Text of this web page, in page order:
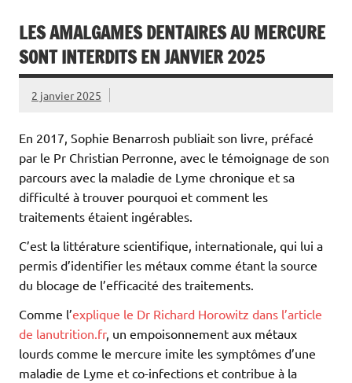
LES AMALGAMES DENTAIRES AU MERCURE
SONT INTERDITS EN JANVIER 2025
2 janvier 2025
En 2017, Sophie Benarrosh publiait son livre, préfacé
par le Pr Christian Perronne, avec le témoignage de son
parcours avec la maladie de Lyme chronique et sa
difficulté à trouver pourquoi et comment les
traitements étaient ingérables.
C’est la littérature scientifique, internationale, qui lui a
permis d’identifier les métaux comme étant la source
du blocage de l’efficacité des traitements.
Comme l’explique le Dr Richard Horowitz dans l’article
de lanutrition.fr, un empoisonnement aux métaux
lourds comme le mercure imite les symptômes d’une
maladie de Lyme et co-infections et contribue à la